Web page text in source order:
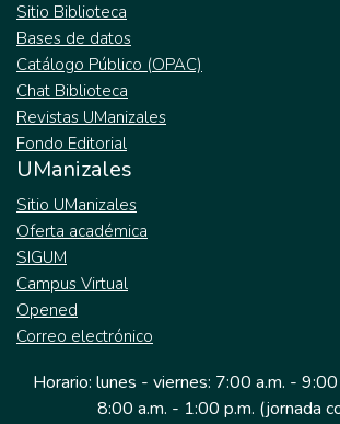
Sitio Biblioteca
Bases de datos
Catálogo Público (OPAC)
Chat Biblioteca
Revistas UManizales
Fondo Editorial
UManizales
Sitio UManizales
Oferta académica
SIGUM
Campus Virtual
Opened
Correo electrónico
Horario: lunes - viernes: 7:00 a.m. -
8:00 a.m. - 1:00 p.m. (jornada